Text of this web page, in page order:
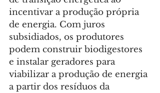
incentivar a produção própria
de energia. Com juros
subsidiados, os produtores
podem construir biodigestores
e instalar geradores para
viabilizar a produção de energia
a partir dos resíduos da